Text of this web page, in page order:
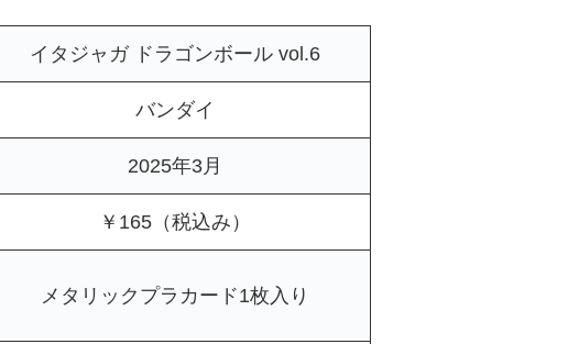
イタジャガ ドラゴンボール vol.6
バンダイ
2025年3月
￥165（税込み）
メタリックプラカード1枚入り